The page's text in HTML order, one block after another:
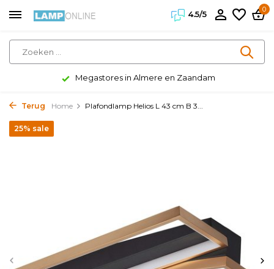
4.5/5
0
Megastores in Almere en Zaandam
Terug Home Plafondlamp Helios L 43 cm B 3...
25% sale